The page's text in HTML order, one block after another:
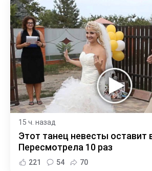
15 ч. назад
Этот танец невесты оставит
Пересмотрела 10 раз
221 54 70